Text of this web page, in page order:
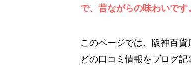
で、昔ながらの味わいです。
このページでは、阪神百
どの口コミ情報をブログ記